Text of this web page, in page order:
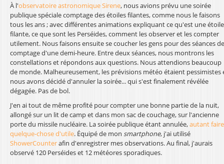
À l'observatoire astronomique Sirene, nous avions prévu une soirée
publique spéciale comptage des étoiles filantes, comme nous le faisons
tous les ans ; avec différentes animations expliquant ce qu'est une étoile
filante, ce que sont les Perséides, comment les observer et les compter
utilement. Nous faisons ensuite se coucher les gens pour des séances de
comptage d'une demi-heure. Entre deux séances, nous montrons les
constellations et répondons aux questions. Nous attendions beaucoup
de monde. Malheureusement, les prévisions météo étaient pessimistes
nous avons décidé d'annuler la soirée... qui s'est finalement révélée
dégagée. Pas de bol.
J'en ai tout de même profité pour compter une bonne partie de la nuit,
allongé sur un lit de camp et dans mon sac de couchage, sur l'ancienne
porte du missile nucléaire. La soirée publique étant annulée,autant faire
quelque-chose d'utile. Équipé de mon smartphone, j'ai utilisé
ShowerCounterafin d'enregistrer mes observations. Au final, j'aurais
observé 120 Perséides et 12 météores sporadiques.
i
p
a
l